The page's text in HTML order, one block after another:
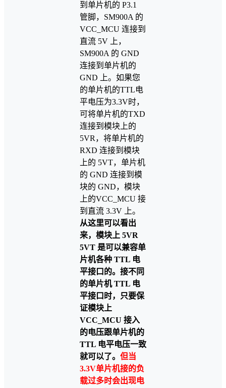
到单片机的 P3.1
管脚，SM900A 的
VCC_MCU 连接到
直流 5V 上，
SM900A 的 GND
连接到单片机的
GND 上。如果您
的单片机的TTL电
平电压为3.3V时，
可将单片机的TXD
连接到模块上的
5VR，将单片机的
RXD 连接到模块
上的 5VT，单片机
的 GND 连接到模
块的 GND，模块
上的VCC_MCU 接
到直流 3.3V 上。
从这里可以看出
来，模块上 5VR
5VT 是可以兼容单
片机各种 TTL 电
平接口的。接不同
的单片机TTL 电
平接口时，只要保
证模块上
VCC_MCU 接入
的电压跟单片机的
TTL 电平电压一致
就可以了。 但当
3.3V单片机接的负
载过多时会出现电